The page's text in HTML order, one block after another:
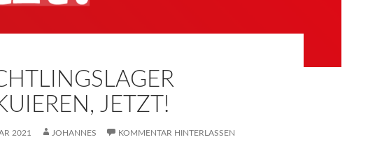
JETZT!
2021 JOHANNES KOMMENTAR HINTERLASSEN